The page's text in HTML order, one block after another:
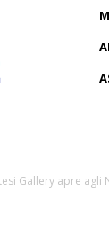
Gallery apre agli